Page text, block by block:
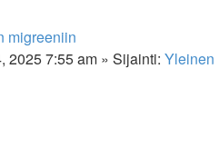
migreeniin
2025 7:55 am » Sijainti: Yleinen